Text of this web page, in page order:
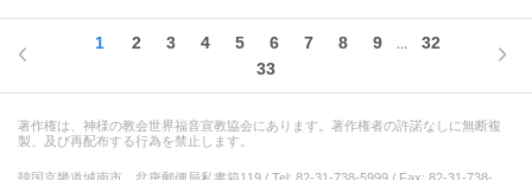
1 2 3 4 5 6 7 8 9 ...
32
33
著作権は、神様の教会世界福音宣教協会にあります。著作権者の許諾なしに無断複
製、及び再配布する行為を禁止します。